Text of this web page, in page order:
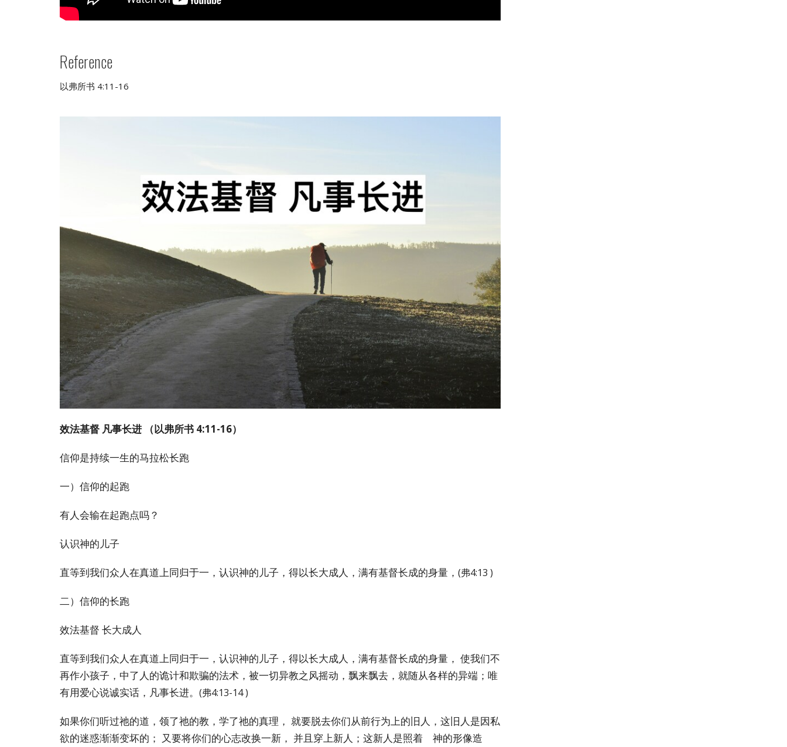
Reference
以弗所书 4:11-16
效法基督 凡事长进 （以弗所书 4:11-16）
信仰是持续一生的马拉松长跑
一）信仰的起跑
有人会输在起跑点吗？
认识神的儿子
直等到我们众人在真道上同归于一，认识神的儿子，得以长大成人，满有基督长成的身量 ， (弗4:13 )
二）信仰的长跑
效法基督 长大成人
直等到我们众人在真道上同归于一，认识神的儿子，得以长大成人，满有基督长成的身量， 使我们不
再作小孩子，中了人的诡计和欺骗的法术，被一切异教之风摇动，飘来飘去，就随从各样的异端； 唯
有用爱心说诚实话，凡事长进。 (弗4:13-14 )
如果你们听过祂的道，领了祂的教，学了祂的真理， 就要脱去你们从前行为上的旧人，这旧人是因私
欲的迷惑渐渐变坏的； 又要将你们的心志改换一新， 并且 穿上新人；这新人是照着 神的形像造